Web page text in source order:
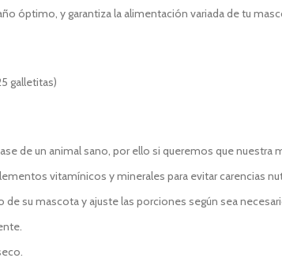
óptimo, y garantiza la alimentación variada de tu
galletitas)
de un animal sano, por ello si queremos que
vitamínicos y minerales para evitar carencias
su mascota y ajuste las porciones según sea